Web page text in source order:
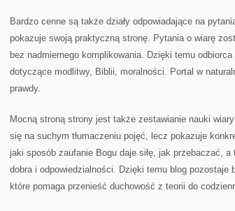
Bardzo cenne są także działy odpowiadające na
pokazuje swoją praktyczną stronę. Pytania o wiarę
bez nadmiernego komplikowania. Dzięki temu
dotyczące modlitwy, Biblii, moralności. Portal w
prawdy.
Mocną stroną strony jest także zestawianie nauki
się na suchym tłumaczeniu pojęć, lecz pokazuje
jaki sposób zaufanie Bogu daje siłę, jak przebaczać,
dobra i odpowiedzialności. Dzięki temu blog
które pomaga przenieść duchowość z teorii do